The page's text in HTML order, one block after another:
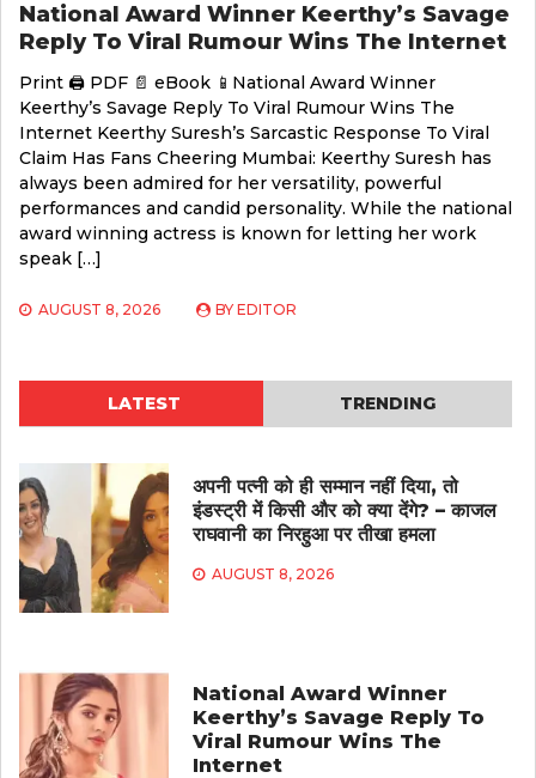
National Award Winner Keerthy’s Savage
Reply To Viral Rumour Wins The Internet
Print 🖨 PDF 📄 eBook 📱National Award Winner
Keerthy’s Savage Reply To Viral Rumour Wins The
Internet Keerthy Suresh’s Sarcastic Response To Viral
Claim Has Fans Cheering Mumbai: Keerthy Suresh has
always been admired for her versatility, powerful
performances and candid personality. While the national
award winning actress is known for letting her work
speak […]
AUGUST 8, 2026 BY EDITOR
LATEST TRENDING
अपनी पत्नी को ही सम्मान नहीं दिया, तो
इंडस्ट्री में किसी और को क्या देंगे? – काजल
राघवानी का निरहुआ पर तीखा हमला
AUGUST 8, 2026
National Award Winner
Keerthy’s Savage Reply To
Viral Rumour Wins The
Internet